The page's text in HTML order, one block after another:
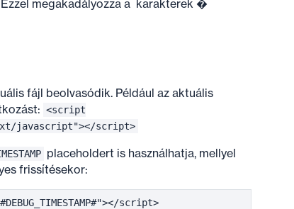
megakadályozza a karakterek �
fájl beolvasódik. Például az aktuális
<script
javascript"></script>
placeholdert is használhatja, mellyel
frissítésekor: